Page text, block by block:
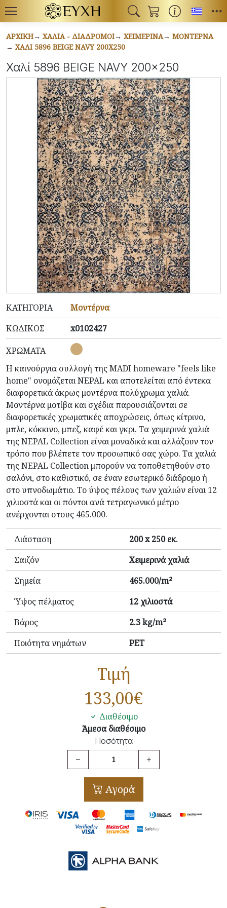
ΑΡΧΙΚΉ ΧΑΛΙΆ - ΔΙΆΔΡΟΜΟΙ ΧΕΙΜΕΡΙΝΆ
ΜΟΝΤΈΡΝΑ
ΧΑΛΊ 5896 BEIGE NAVY 200X250
Χαλί 5896 BEIGE NAVY 200x250
ΚΑΤΗΓΟΡΊΑ
Μοντέρνα
ΚΩΔΙΚΌΣ
x0102427
ΧΡΏΜΑΤΑ
Η καινούργια συλλογή της MADI homeware "feels like
home" ονομάζεται NEPAL και αποτελείται από έντεκα
διαφορετικά άκρως μοντέρνα πολύχρωμα χαλιά.
Μοντέρνα μοτίβα και σχέδιαπαρουσιάζονταισε
διαφορετικές χρωματικές αποχρώσεις, όπως κίτρινο,
μπλε, κόκκινο, μπεζ, καφέ και γκρι. Τα χειμερινά χαλιά
της NEPAL Collection είναι μοναδικά καιαλλάζουντον
τρόπο που βλέπετε τον προσωπικό σας χώρο. Τα χαλιά
της NEPAL Collection μπορούν να τοποθετηθούν στο
σαλόνι, στο καθιστικό, σε έναν εσωτερικό διάδρομο ή
στο υπνοδωμάτιο. Το ύψος πέλους των χαλιών είναι 12
χιλιοστά και οι πόντοι ανά τετραγωνικό μέτρο
ανέρχονται στους 465.000.
Διάσταση
200 x 250 εκ.
Σαιζόν
Χειμερινά χαλιά
Σημεία
465.000/m²
Ύψος πέλματος
12 χιλιοστά
Βάρος
2.3 kg/m²
Ποιότητα νημάτων
PET
Τιμή
133,00€
Διαθέσιμο
Άμεσα διαθέσιμο
Ποσότητα
Αγορά